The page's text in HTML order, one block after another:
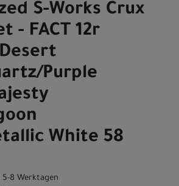
S-Works Crux
- FACT 12r
Purple
White 58
8 Werktagen